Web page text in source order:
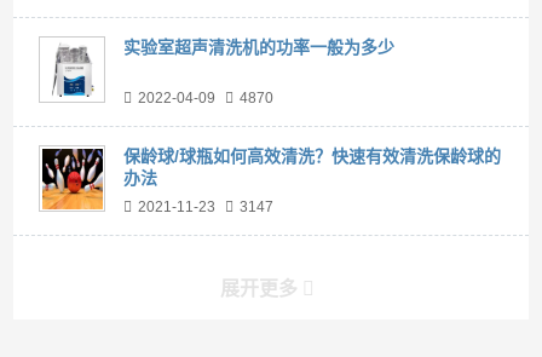
实验室超声清洗机的功率一般为多少
2022-04-09 4870
保龄球/球瓶如何高效清洗？快速有效清洗保龄球的
办法
2021-11-23 3147
展开更多